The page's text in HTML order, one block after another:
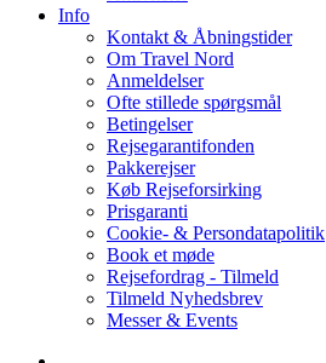
Info
Kontakt & Åbningstider
Om Travel Nord
Anmeldelser
Ofte stillede spørgsmål
Betingelser
Rejsegarantifonden
Pakkerejser
Køb Rejseforsirking
Prisgaranti
Cookie- & Persondatapolitik
Book et møde
Rejsefordrag - Tilmeld
Tilmeld Nyhedsbrev
Messer & Events